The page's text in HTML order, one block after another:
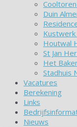
Duin
Houtwal
St Jan
Het
Stadhuis
Vacatures
Berekening
Links
Nieuws